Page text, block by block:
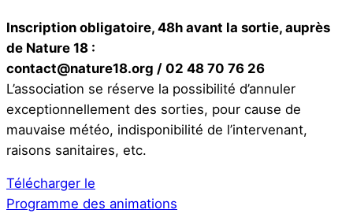
Inscription obligatoire, 48h avant la sortie, auprès
de Nature 18 :
contact@nature18.org / 02 48 70 76 26
L’association se réserve la possibilité d’annuler
exceptionnellement des sorties, pour cause de
mauvaise météo, indisponibilité de l’intervenant,
raisons sanitaires, etc.
Télécharger le
Programme des animations